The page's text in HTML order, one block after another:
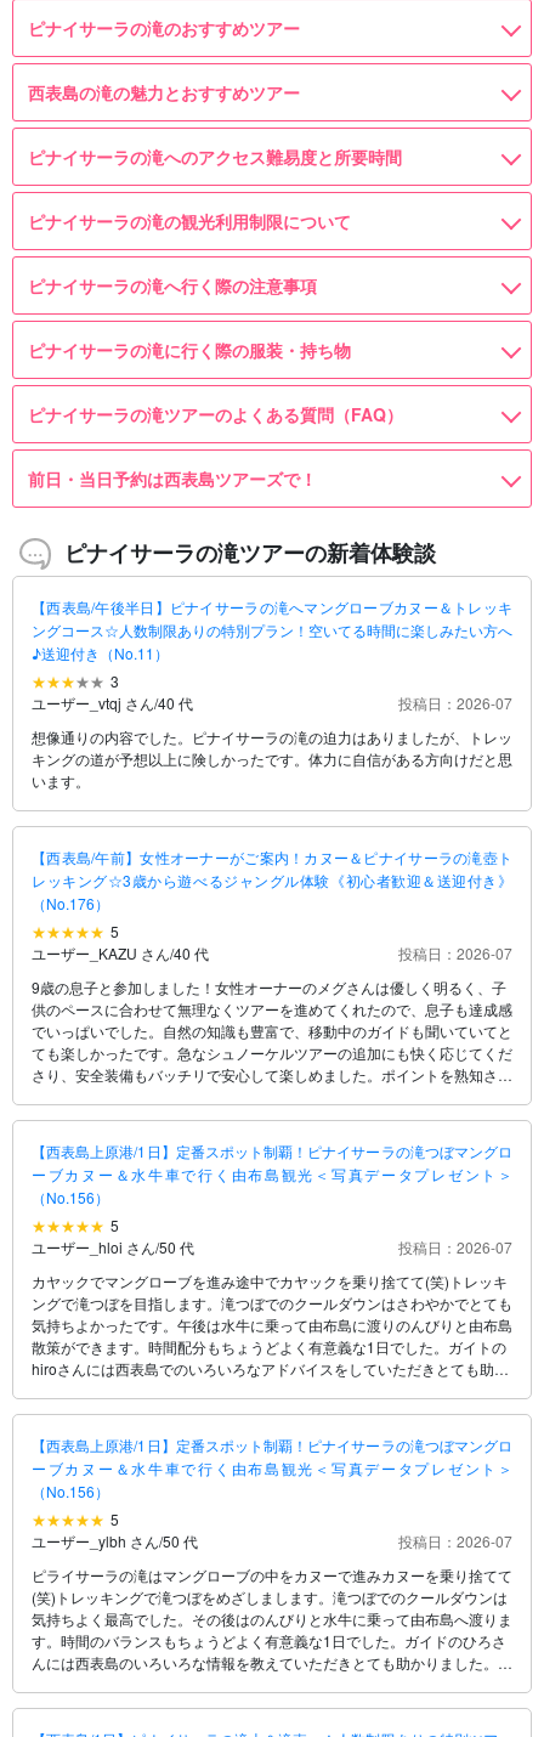
ピナイサーラの滝のおすすめツアー
西表島の滝の魅力とおすすめツアー
ピナイサーラの滝へのアクセス難易度と所要時間
ピナイサーラの滝の観光利用制限について
ピナイサーラの滝へ行く際の注意事項
ピナイサーラの滝に行く際の服装・持ち物
ピナイサーラの滝ツアーのよくある質問（FAQ）
前日・当日予約は西表島ツアーズで！
ピナイサーラの滝ツアーの新着体験談
【西表島/午後半日】ピナイサーラの滝へマングローブカヌー＆トレッキ
ングコース☆人数制限ありの特別プラン！空いてる時間に楽しみたい方へ
♪送迎付き（No.11）
3
ユーザー_vtqj さん/40 代
投稿日：2026-07
想像通りの内容でした。ピナイサーラの滝の迫力はありましたが、トレッ
キングの道が予想以上に険しかったです。体力に自信がある方向けだと思
います。
【西表島/午前】女性オーナーがご案内！カヌー＆ピナイサーラの滝壺ト
レッキング☆3歳から遊べるジャングル体験《初心者歓迎＆送迎付き》
（No.176）
5
ユーザー_KAZU さん/40 代
投稿日：2026-07
9歳の息子と参加しました！女性オーナーのメグさんは優しく明るく、子
供のペースに合わせて無理なくツアーを進めてくれたので、息子も達成感
でいっぱいでした。自然の知識も豊富で、移動中のガイドも聞いていてと
ても楽しかったです。急なシュノーケルツアーの追加にも快く応じてくだ
さり、安全装備もバッチリで安心して楽しめました。ポイントを熟知され
滝も海も大満喫で、息子は「次も絶対にメグさんがいい！」と言っていま
す。大人も子供も心から信頼して楽しめるツアー会社です。他にも色々と
ツアープランがあるようなので、またぜひ利用させていただきます！
【西表島上原港/1日】定番スポット制覇！ピナイサーラの滝つぼマングロ
ーブカヌー＆水牛車で行く由布島観光＜写真データプレゼント＞
（No.156）
5
ユーザー_hloi さん/50 代
投稿日：2026-07
カヤックでマングローブを進み途中でカヤックを乗り捨てて(笑)トレッキ
ングで滝つぼを目指します。滝つぼでのクールダウンはさわやかでとても
気持ちよかったです。午後は水牛に乗って由布島に渡りのんびりと由布島
散策ができます。時間配分もちょうどよく有意義な1日でした。ガイトの
hiroさんには西表島でのいろいろなアドバイスをしていただきとても助か
したいです！
【西表島上原港/1日】定番スポット制覇！ピナイサーラの滝つぼマングロ
ーブカヌー＆水牛車で行く由布島観光＜写真データプレゼント＞
（No.156）
5
ユーザー_ylbh さん/50 代
投稿日：2026-07
ピライサーラの滝はマングローブの中をカヌーで進みカヌーを乗り捨てて
(笑)トレッキングで滝つぼをめざしまします。滝つぼでのクールダウンは
気持ちよく最高でした。その後はのんびりと水牛に乗って由布島へ渡りま
す。時間のバランスもちょうどよく有意義な1日でした。ガイドのひろさ
んには西表島のいろいろな情報を教えていただきとても助かりました。次